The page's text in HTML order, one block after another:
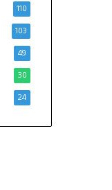
110
103
49
30
24